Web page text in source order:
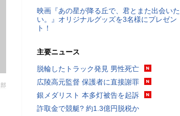
映画『あの星が降る丘で、君とまた出会いた
い。』オリジナルグッズを3名様にプレゼン
ト！
主要ニュース
脱輪したトラック発見 男性死亡
広陵高元監督 保護者に直接謝罪
銀メダリスト 本多灯被告を起訴
詐取金で競艇? 約1.3億円脱税か